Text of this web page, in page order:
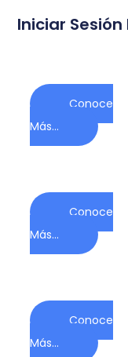
Iniciar Sesión
Conoce
Más...
Conoce
Más...
Conoce
Más...